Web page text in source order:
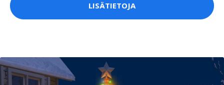
LISÄTIETOJA